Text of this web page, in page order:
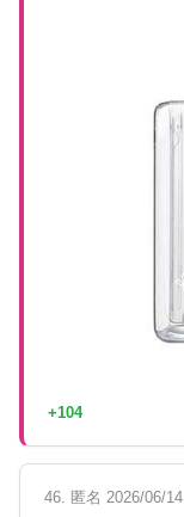
+104
46. 匿名 2026/06/14